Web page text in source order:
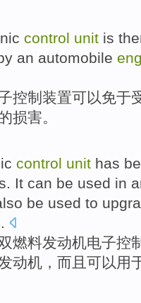
control unit is
an automobile
控制 装置可以免于
损害。
control unit has
. It can be used in
be used to
.
燃料发动机电子控
动机， 而且 可以用